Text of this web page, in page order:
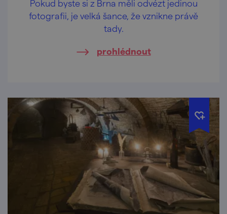
Pokud byste si z Brna měli odvézt jedinou
fotografii, je velká šance, že vznikne právě
tady.
prohlédnout